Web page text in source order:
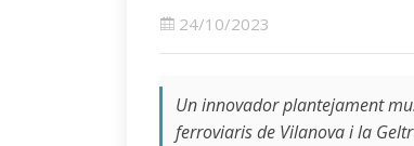
24/10/2023
Un innovador plantejament
ferroviaris de Vilanova i la